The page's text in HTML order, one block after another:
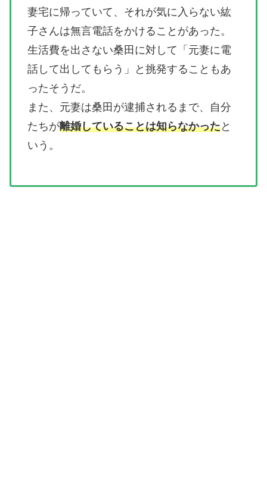
妻宅に帰っていて、それが気に入らない紘
子さんは無言電話をかけることがあった。
生活費を出さない桑田に対して「元妻に電
話して出してもらう」と挑発することもあ
ったそうだ。
また、元妻は桑田が逮捕されるまで、自分
たちが離婚していることは知らなかったと
いう。